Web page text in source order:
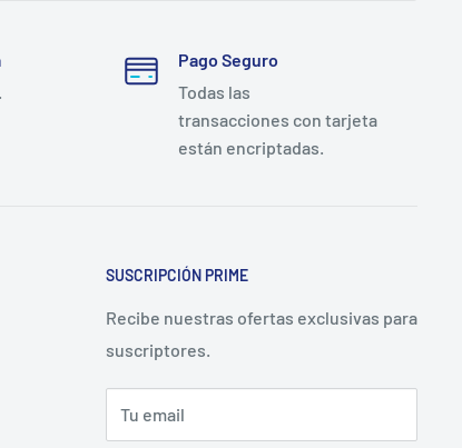
Pago Seguro
Todas las
transacciones con tarjeta
están encriptadas.
SUSCRIPCIÓN PRIME
Recibe nuestras ofertas exclusivas para
suscriptores.
Tu email